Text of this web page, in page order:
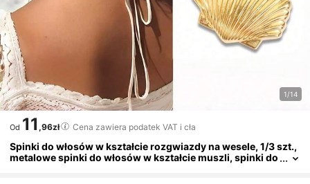
1/14
Od 11 ,96zł Cena zawiera podatek VAT i cła
Spinki do włosów w kształcie rozgwiazdy na wesele, 1/3 szt.,
metalowe spinki do włosów w kształcie muszli, spinki do